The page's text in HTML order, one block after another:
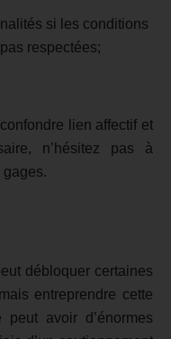
si les conditions
respectées;
lien affectif et
n’hésitez pas à
débloquer certaines
entreprendre cette
avoir d’énormes